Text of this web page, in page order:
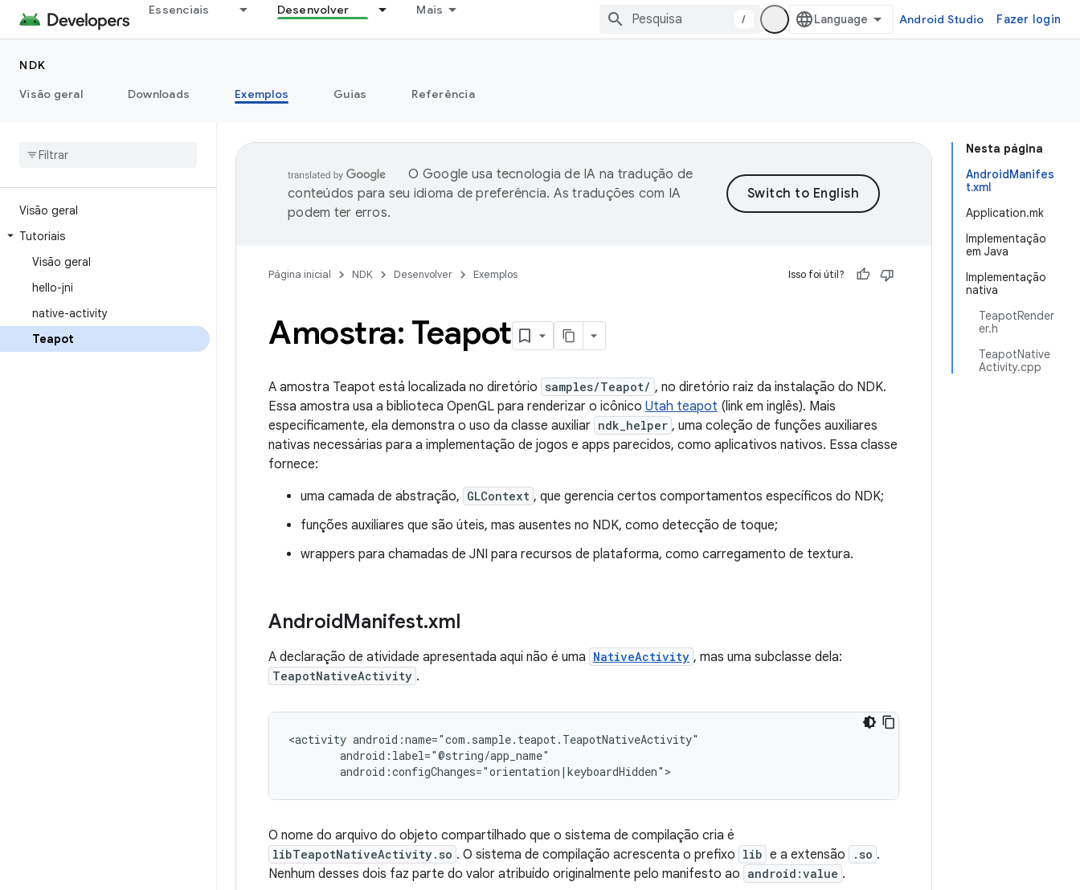
Essenciais Desenvolver Mais
/ Android Studio Fazer login
NDK
Visão geral
Downloads Exemplos Guias Referência
Visão geral
Tutoriais
Visão geral
hello-jni
native-activity
Teapot
Nesta página
AndroidManifes
t.xml
Application.mk
Implementação
em Java
Implementação
nativa
TeapotRender
er.h
TeapotNative
Activity.cpp
O Google usa tecnologia de IA na tradução de
conteúdos para seu idioma de preferência. As traduções com IA
podem ter erros.
Página inicial NDK Desenvolver Exemplos Isso foi útil?
Amostra: Teapot
A amostra Teapot está localizada no diretório samples/Teapot/ , no diretório raiz da instalação do NDK.
Essa amostra usa a biblioteca OpenGL para renderizar o icônico Utah teapot (link em inglês). Mais
especificamente, ela demonstra o uso da classe auxiliar ndk_helper , uma coleção de funções auxiliares
nativas necessárias para a implementação de jogos e apps parecidos, como aplicativos nativos. Essa classe
fornece:
uma camada de abstração, GLContext , que gerencia certos comportamentos específicos do NDK;
funções auxiliares que são úteis, mas ausentes no NDK, como detecção de toque;
wrappers para chamadas de JNI para recursos de plataforma, como carregamento de textura.
AndroidManifest.xml
A declaração de atividade apresentada aqui não é uma NativeActivity , mas uma subclasse dela:
TeapotNativeActivity .
<activity
android:configChanges="orientation|keyboardHidden">
O nome do arquivo do objeto compartilhado que o sistema de compilação cria é
libTeapotNativeActivity.so . O sistema de compilação acrescenta o prefixo lib e a extensão .so .
Nenhum desses dois faz parte do valor atribuído originalmente pelo manifesto ao android:value .